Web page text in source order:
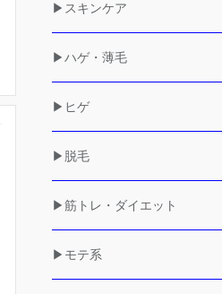
▶スキンケア
▶ハゲ・薄毛
▶ヒゲ
▶脱毛
▶筋トレ・ダイエット
▶モテ系